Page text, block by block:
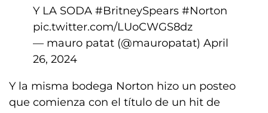
Y LA SODA #BritneySpears #Norton
pic.twitter.com/LUoCWGS8dz
— mauro patat (@mauropatat) April
26, 2024
Y la misma bodega Norton hizo un posteo
que comienza con el título de un hit de